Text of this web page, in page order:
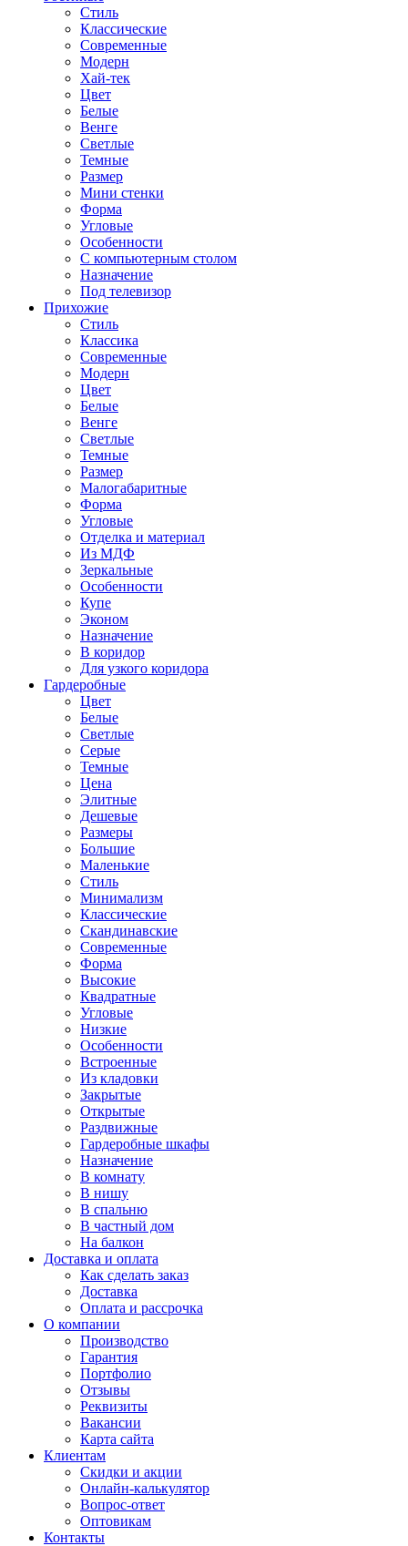
Стиль
Классические
Современные
Модерн
Хай-тек
Цвет
Белые
Венге
Светлые
Темные
Размер
Мини стенки
Форма
Угловые
Особенности
С компьютерным столом
Назначение
Под телевизор
Прихожие
Стиль
Классика
Современные
Модерн
Цвет
Белые
Венге
Светлые
Темные
Размер
Малогабаритные
Форма
Угловые
Отделка и материал
Из МДФ
Зеркальные
Особенности
Купе
Эконом
Назначение
В коридор
Для узкого коридора
Гардеробные
Цвет
Белые
Светлые
Серые
Темные
Цена
Элитные
Дешевые
Размеры
Большие
Маленькие
Стиль
Минимализм
Классические
Скандинавские
Современные
Форма
Высокие
Квадратные
Угловые
Низкие
Особенности
Встроенные
Из кладовки
Закрытые
Открытые
Раздвижные
Гардеробные шкафы
Назначение
В комнату
В нишу
В спальню
В частный дом
На балкон
Доставка и оплата
Как сделать заказ
Доставка
Оплата и рассрочка
О компании
Производство
Гарантия
Портфолио
Отзывы
Реквизиты
Вакансии
Карта сайта
Клиентам
Скидки и акции
Онлайн-калькулятор
Вопрос-ответ
Оптовикам
Контакты